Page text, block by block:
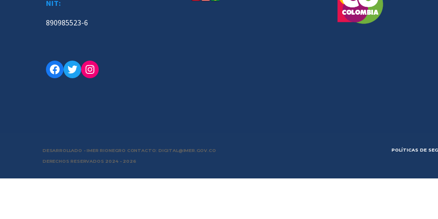
NIT:
890985523-6
Facebook
TwitterInstagram
DESARROLLADO - IMER RIONEGRO CONTACTO: DIGITAL@IMER.GOV.CO
DERECHOS RESERVADOS 2024 - 2026
POLÍTICAS DE